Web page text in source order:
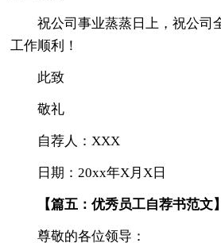
祝公司事业蒸蒸日上，祝公司全
工作顺利！
此致
敬礼
自荐人：XXX
日期：20xx年X月X日
【篇五：优秀员工自荐书范文】
尊敬的各位领导：